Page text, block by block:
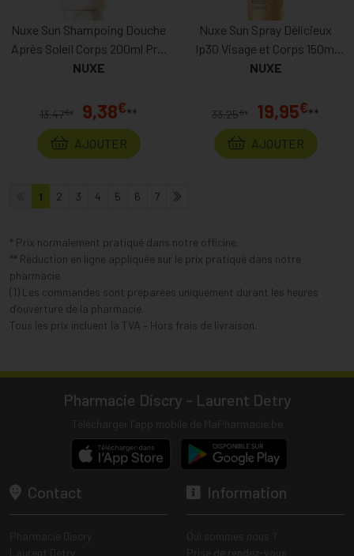
Nuxe Sun Shampoing Douche
Après Soleil Corps 200ml Prix
Permanent
NUXE
13,47€* 9,38€**
AJOUTER
Nuxe Sun Spray Délicieux
Ip30 Visage et Corps 150ml
Prix Permanent
NUXE
33,25€* 19,95€**
AJOUTER
1 2 3 4 5 6 7
* Prix normalement pratiqué dans notre officine.
** Réduction en ligne appliquée sur le prix pratiqué dans notre
pharmacie.
(1) Les commandes sont préparées uniquement durant les heures
d’ouverture de la pharmacie.
Tous les prix incluent la TVA – Hors frais de livraison.
Pharmacie Discry - Laurent Detry
Contact Information